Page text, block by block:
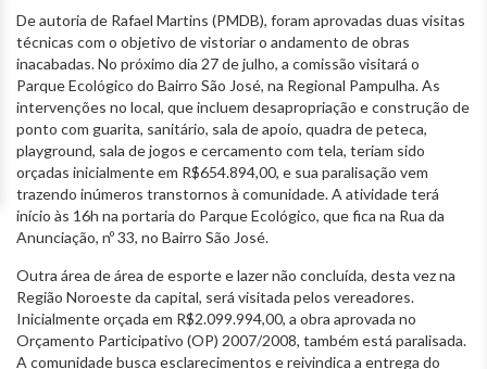
De autoria de Rafael Martins (PMDB), foram aprovadas duas visitas
técnicas com o objetivo de vistoriar o andamento de obras
inacabadas. No próximo dia 27 de julho, a comissão visitará o
Parque Ecológico do Bairro São José, na Regional Pampulha. As
intervenções no local, que incluem desapropriação e construção de
ponto com guarita, sanitário, sala de apoio, quadra de peteca,
playground, sala de jogos e cercamento com tela, teriam sido
orçadas inicialmente em R$654.894,00, e sua paralisação vem
trazendo inúmeros transtornos à comunidade. A atividade terá
início às 16h na portaria do Parque Ecológico, que fica na Rua da
Anunciação, nº 33, no Bairro São José.
Outra área de área de esporte e lazer não concluída, desta vez na
Região Noroeste da capital, será visitada pelos vereadores.
Inicialmente orçada em R$2.099.994,00, a obra aprovada no
Orçamento Participativo (OP) 2007/2008, também está paralisada.
A comunidade busca esclarecimentos e reivindica a entrega do